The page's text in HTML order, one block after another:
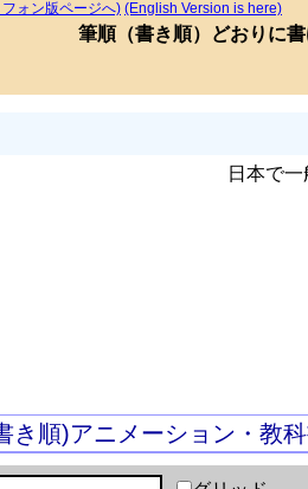
ォン版ページへ) (English Version is here)
筆順（書き順）どおりに
日本で
き順)アニメーション・教